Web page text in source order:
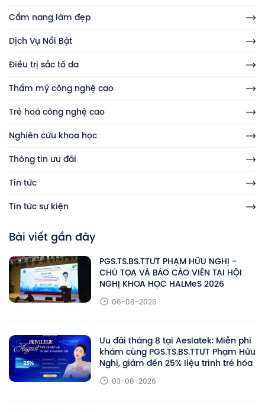
Cẩm nang làm đẹp
Dịch Vụ Nổi Bật
Điều trị sắc tố da
Thẩm mỹ công nghệ cao
Trẻ hoá công nghệ cao
Nghiên cứu khoa học
Thông tin ưu đãi
Tin tức
Tin tức sự kiện
Bài viết gần đây
PGS.TS.BS.TTƯT PHẠM HỮU NGHỊ -
CHỦ TỌA VÀ BÁO CÁO VIÊN TẠI HỘI
NGHỊ KHOA HỌC HALMeS 2026
06-08-2026
Ưu đãi tháng 8 tại Aeslatek: Miễn phí
khám cùng PGS.TS.BS.TTƯT Phạm Hữu
Nghị, giảm đến 25% liệu trình trẻ hóa
03-08-2026